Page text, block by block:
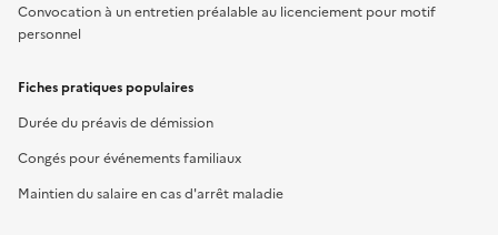
Convocation à un entretien préalable au licenciement pour motif
personnel
Fiches pratiques populaires
Durée du préavis de démission
Congés pour événements familiaux
Maintien du salaire en cas d'arrêt maladie